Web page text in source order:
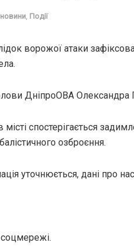
новини Події
ворожої атаки
ДніпроОВА Олександра
місті спостерігається
озброєння.
уточнюється, дані про